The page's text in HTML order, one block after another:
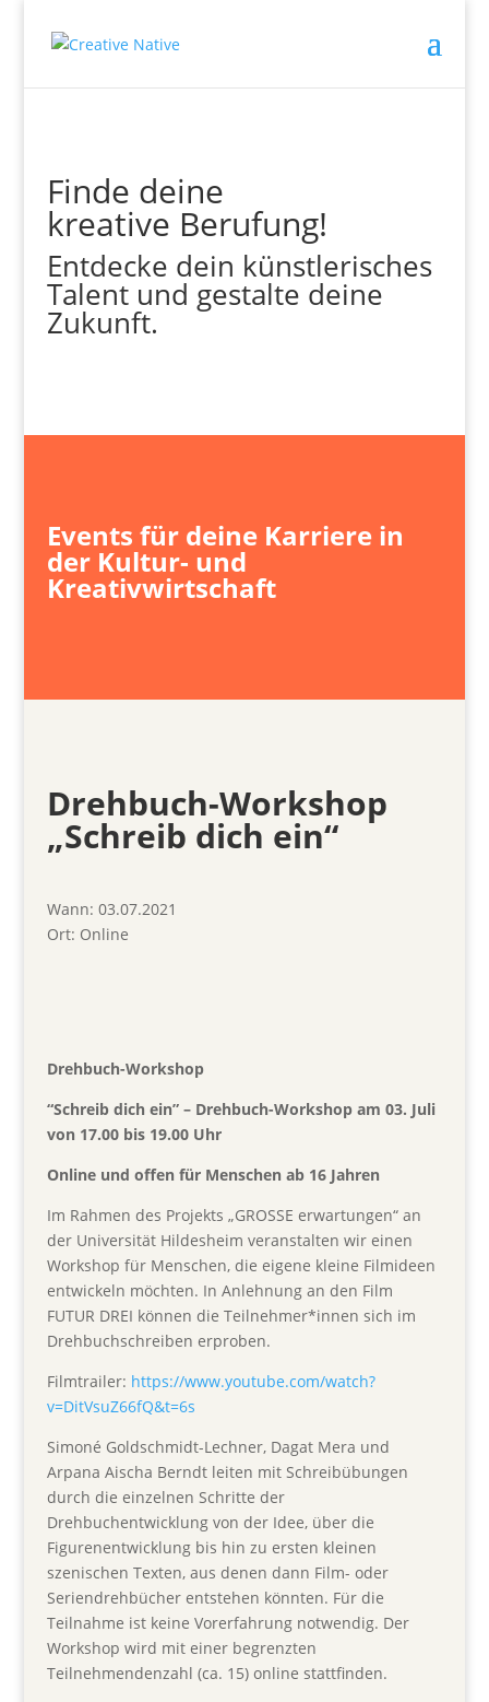
Finde deine
kreative Berufung!
Entdecke dein künstlerisches
Talent und gestalte deine
Zukunft.
Events für deine Karriere in
der Kultur- und
Kreativwirtschaft
Drehbuch-Workshop
„Schreib dich ein“
Wann: 03.07.2021
Ort: Online
Drehbuch-Workshop
“Schreib dich ein” – Drehbuch-Workshop am 03. Juli
von 17.00 bis 19.00 Uhr
Online und offen für Menschen ab 16 Jahren
Im Rahmen des Projekts „GROSSE erwartungen“ an
der Universität Hildesheim veranstalten wir einen
Workshop für Menschen, die eigene kleine Filmideen
entwickeln möchten. In Anlehnung an den Film
FUTUR DREI können die Teilnehmer*innen sich im
Drehbuchschreiben erproben.
Filmtrailer: https://www.youtube.com/watch?
v=DitVsuZ66fQ&t=6s
Simoné Goldschmidt-Lechner, Dagat Mera und
Arpana Aischa Berndt leiten mit Schreibübungen
durch die einzelnen Schritte der
Drehbuchentwicklung von der Idee, über die
Figurenentwicklung bis hin zu ersten kleinen
szenischen Texten, aus denen dann Film- oder
Seriendrehbücher entstehen könnten. Für die
Teilnahme ist keine Vorerfahrung notwendig. Der
Workshop wird mit einer begrenzten
Teilnehmendenzahl (ca. 15) online stattfinden.